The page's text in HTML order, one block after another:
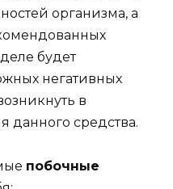
организма, а
будет
негативных
в
данного средства.
побочные